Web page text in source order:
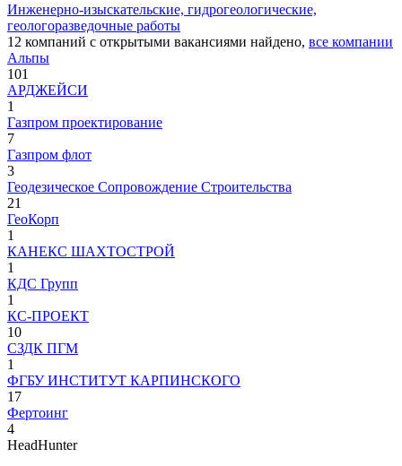
Инженерно-изыскательские, гидрогеологические,
геологоразведочные работы
12 компаний с открытыми вакансиями найдено, все компании
Альпы
101
АРДЖЕЙСИ
1
Газпром проектирование
7
Газпром флот
3
Геодезическое Сопровождение Строительства
21
ГеоКорп
1
КАНЕКС ШАХТОСТРОЙ
1
КДС Групп
1
КС-ПРОЕКТ
10
СЗДК ПГМ
1
ФГБУ ИНСТИТУТ КАРПИНСКОГО
17
Фертоинг
4
HeadHunter